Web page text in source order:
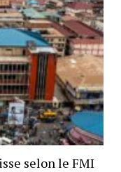
selon le FMI